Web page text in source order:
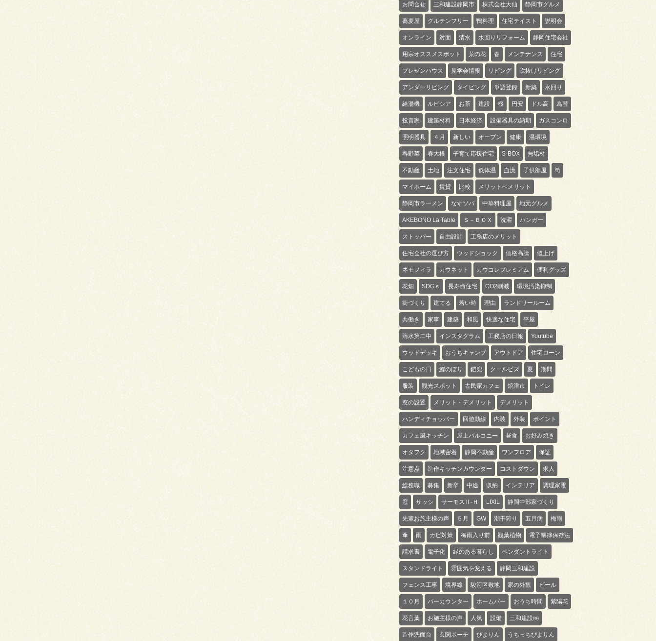
お問合せ 三和建設静岡市 株式会社大仙 静岡市グルメ
蕎麦屋 グルテンフリー 鴨料理 住宅テイスト 説明会
オンライン 対面 清水 水回りリフォーム 静岡住宅会社
用宗オススメスポット 菜の花 春 メンテナンス 住宅
プレゼンハウス 見学会情報 リビング 吹抜けリビング
アンダーリビング タイピング 単語登録 新築 水回り
給湯機 ルピシア お茶 建設 桜 円安 ドル高 為替
投資家 建築材料 日本経済 設備器具の納期 ガスコンロ
照明器具 ４月 新しい オープン 健康 温環境
春野菜 春大根 子育て応援住宅 S-BOX 無垢材
不動産 土地 注文住宅 低体温 血流 子供部屋 筍
マイホーム 賃貸 比較 メリットベメリット
静岡市ラーメン なすソバ 中華料理屋 地元グルメ
AKEBONO La Table Ｓ－ＢＯＸ 洗濯 ハンガー
ストッパー 自由設計 工務店のメリット
住宅会社の選び方 ウッドショック 価格高騰 値上げ
ネモフィラ カウネット カウコレプレミアム 便利グッズ
花畑 SDGｓ 長寿命住宅 CO2削減 環境汚染抑制
街づくり 建てる 若い時 理由 ランドリールーム
共働き 家事 建築 和風 快適な住宅 平屋
清水第二中 インスタグラム 工務店の日報 Youtube
ウッドデッキ おうちキャンプ アウトドア 住宅ローン
こどもの日 鯉のぼり 鎧兜 クールビズ 夏 期間
服装 観光スポット 古民家カフェ 焼津市 トイレ
窓の設置 メリット・デメリット デメリット
ハンディチョッパー 回遊動線 内装 外装 ポイント
カフェ風キッチン 屋上バルコニー 昼食 お好み焼き
オタフク 地域密着 静岡不動産 ワンフロア 保証
注意点 造作キッチンカウンター コストダウン 求人
総務職 募集 新卒 中途 収納 インテリア 調理家電
窓 サッシ サーモスⅡ-Ｈ LIXIL 静岡中部家づくり
先輩お施主様の声 ５月 GW 潮干狩り 五月病 梅雨
傘 雨 カビ対策 梅雨入り前 観葉植物 電子帳簿保存法
請求書 電子化 緑のある暮らし ペンダントライト
スタンドライト 雰囲気を変える 静岡三和建設
フェンス工事 境界線 駿河区敷地 家の外観 ビール
１０月 バーカウンター ホームバー おうち時間 紫陽花
花言葉 お施主様の声 人気 設備 三和建設㈱
造作洗面台 玄関ポーチ ぴよりん うちっちぴよりん